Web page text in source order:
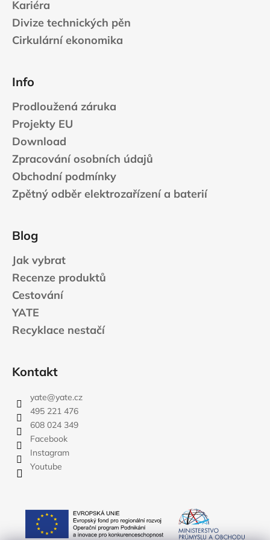
Kariéra
Divize technických pěn
Cirkulární ekonomika
Info
Prodloužená záruka
Projekty EU
Download
Zpracování osobních údajů
Obchodní podmínky
Zpětný odběr elektrozařízení a baterií
Blog
Jak vybrat
Recenze produktů
Cestování
YATE
Recyklace nestačí
Kontakt
yate@yate.cz
495 221 476
608 024 349
Facebook
Instagram
Youtube